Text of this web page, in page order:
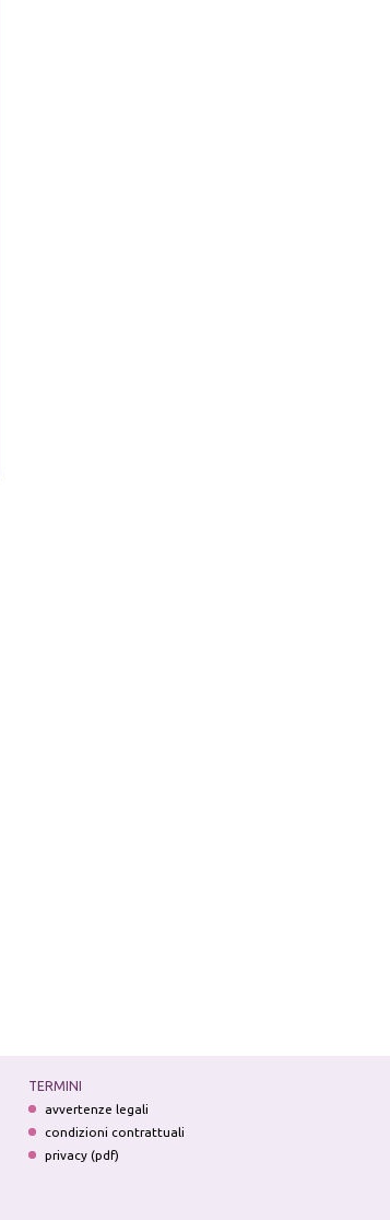
TERMINI
avvertenze legali
condizioni contrattuali
privacy (pdf)